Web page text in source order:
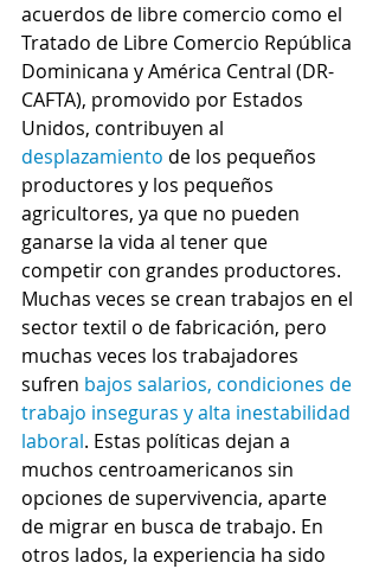
acuerdos de libre comercio como el
Tratado de Libre Comercio República
Dominicana y América Central (DR-
CAFTA), promovido por Estados
Unidos, contribuyen al
desplazamiento de los pequeños
productores y los pequeños
agricultores, ya que no pueden
ganarse la vida al tener que
competir con grandes productores.
Muchas veces se crean trabajos en el
sector textil o de fabricación, pero
muchas veces los trabajadores
sufren bajos salarios, condiciones de
trabajo inseguras y alta inestabilidad
laboral. Estas políticas dejan a
muchos centroamericanos sin
opciones de supervivencia, aparte
de migrar en busca de trabajo. En
otros lados, la experiencia ha sido